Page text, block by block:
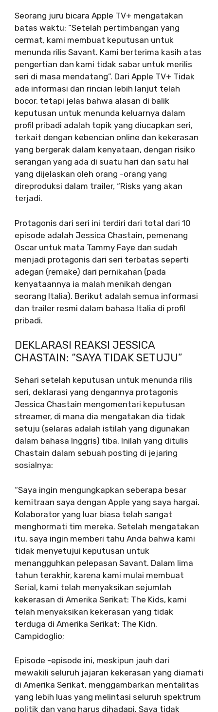
Seorang juru bicara Apple TV+ mengatakan
batas waktu: “Setelah pertimbangan yang
cermat, kami membuat keputusan untuk
menunda rilis Savant. Kami berterima kasih atas
pengertian dan kami tidak sabar untuk merilis
seri di masa mendatang”. Dari Apple TV+ Tidak
ada informasi dan rincian lebih lanjut telah
bocor, tetapi jelas bahwa alasan di balik
keputusan untuk menunda keluarnya dalam
profil pribadi adalah topik yang diucapkan seri,
terkait dengan kebencian online dan kekerasan
yang bergerak dalam kenyataan, dengan risiko
serangan yang ada di suatu hari dan satu hal
yang dijelaskan oleh orang -orang yang
direproduksi dalam trailer, “Risks yang akan
terjadi.
Protagonis dari seri ini terdiri dari total dari 10
episode adalah Jessica Chastain, pemenang
Oscar untuk mata Tammy Faye dan sudah
menjadi protagonis dari seri terbatas seperti
adegan (remake) dari pernikahan (pada
kenyataannya ia malah menikah dengan
seorang Italia). Berikut adalah semua informasi
dan trailer resmi dalam bahasa Italia di profil
pribadi.
DEKLARASI REAKSI JESSICA
CHASTAIN: “SAYA TIDAK SETUJU”
Sehari setelah keputusan untuk menunda rilis
seri, deklarasi yang dengannya protagonis
Jessica Chastain mengomentari keputusan
streamer, di mana dia mengatakan dia tidak
setuju (selaras adalah istilah yang digunakan
dalam bahasa Inggris) tiba. Inilah yang ditulis
Chastain dalam sebuah posting di jejaring
sosialnya:
“Saya ingin mengungkapkan seberapa besar
kemitraan saya dengan Apple yang saya hargai.
Kolaborator yang luar biasa telah sangat
menghormati tim mereka. Setelah mengatakan
itu, saya ingin memberi tahu Anda bahwa kami
tidak menyetujui keputusan untuk
menangguhkan pelepasan Savant. Dalam lima
tahun terakhir, karena kami mulai membuat
Serial, kami telah menyaksikan sejumlah
kekerasan di Amerika Serikat: The Kids, kami
telah menyaksikan kekerasan yang tidak
terduga di Amerika Serikat: The Kidn.
Campidoglio;
Episode -episode ini, meskipun jauh dari
mewakili seluruh jajaran kekerasan yang diamati
di Amerika Serikat, menggambarkan mentalitas
yang lebih luas yang melintasi seluruh spektrum
politik dan yang harus dihadapi. Saya tidak